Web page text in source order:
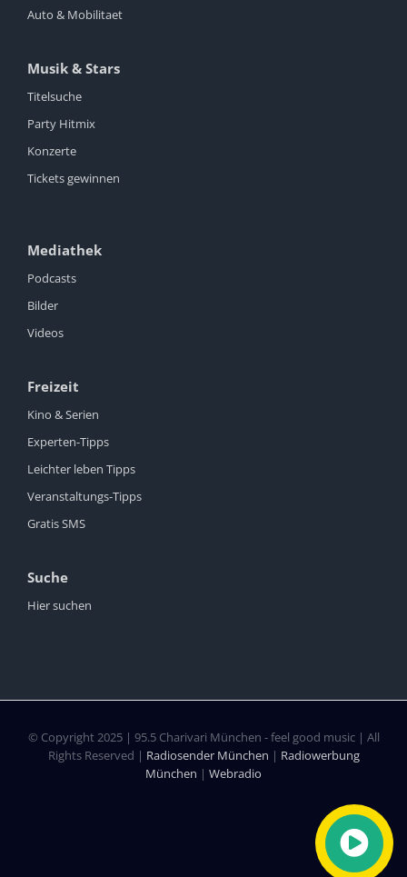
Auto & Mobilitaet
Musik & Stars
Titelsuche
Party Hitmix
Konzerte
Tickets gewinnen
Mediathek
Podcasts
Bilder
Videos
Freizeit
Kino & Serien
Experten-Tipps
Leichter leben Tipps
Veranstaltungs-Tipps
Gratis SMS
Suche
Hier suchen
© Copyright 2025 | 95.5 Charivari München - feel good music | All
Rights Reserved | Radiosender München | Radiowerbung
München | Webradio